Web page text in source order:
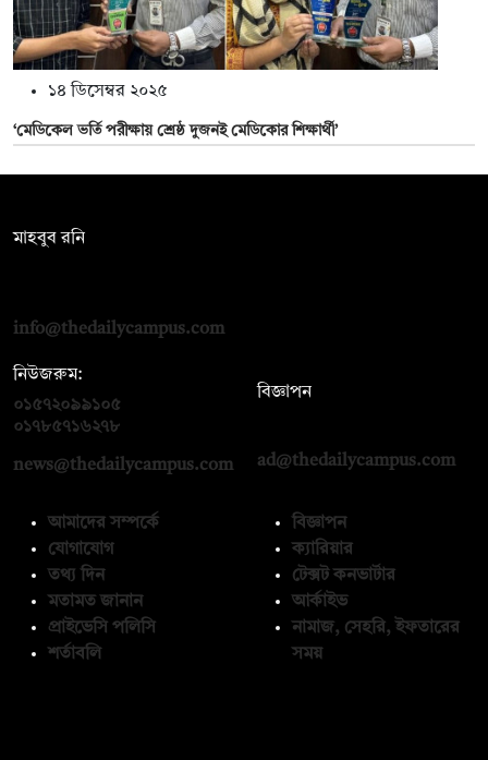
১৪ ডিসেম্বর ২০২৫
‘মেডিকেল ভর্তি পরীক্ষায় শ্রেষ্ঠ দুজনই মেডিকোর শিক্ষার্থী’
মাহবুব রনি
info@thedailycampus.com
নিউজরুম:
০১৫৭২০৯৯১০৫
০১৭৮৫৭১৬২৭৮
news@thedailycampus.com
বিজ্ঞাপন
ad@thedailycampus.com
আমাদের সম্পর্কে
যোগাযোগ
তথ্য দিন
মতামত জানান
প্রাইভেসি পলিসি
শর্তাবলি
বিজ্ঞাপন
ক্যারিয়ার
টেক্সট কনভার্টার
আর্কাইভ
নামাজ, সেহরি, ইফতারের
সময়